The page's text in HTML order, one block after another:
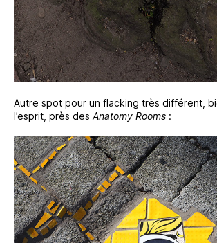
Autre spot pour un flacking très différent,
l’esprit, près des Anatomy Rooms :